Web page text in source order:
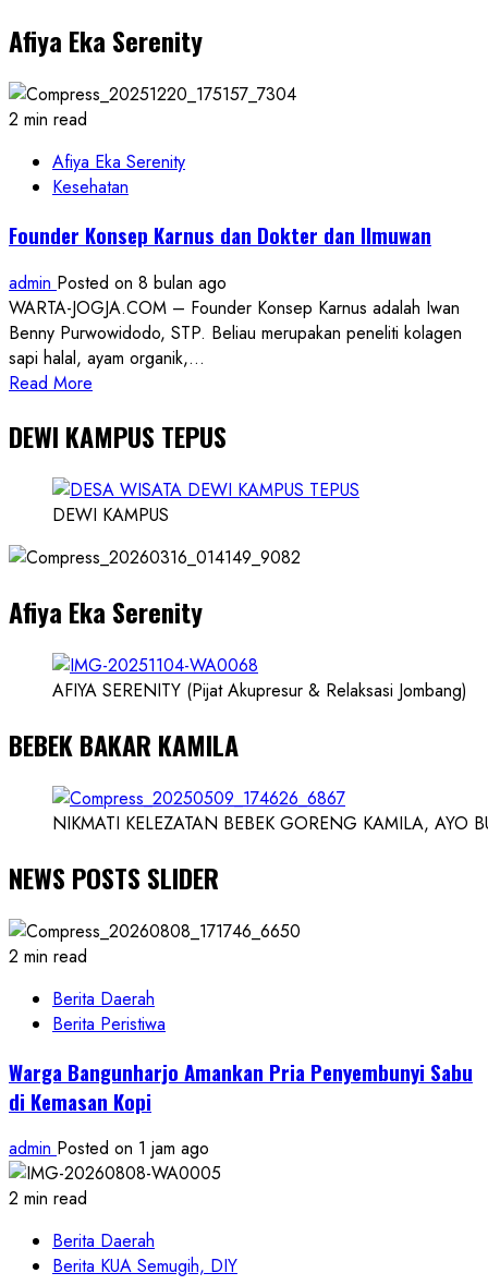
Kapanewon
Sewon,
KUA
Bina
MTQ
Target
Umum
Afiya Eka Serenity
2 min read
Afiya Eka Serenity
Kesehatan
Founder Konsep Karnus dan Dokter dan Ilmuwan
admin Posted on 8 bulan ago
WARTA-JOGJA.COM – Founder Konsep Karnus adalah Iwan
Benny Purwowidodo, STP. Beliau merupakan peneliti kolagen
sapi halal, ayam organik,...
Read More
about
Konsep
Karnus
Dokter
Ilmuwan
DEWI KAMPUS TEPUS
DEWI KAMPUS
Afiya Eka Serenity
AFIYA SERENITY (Pijat Akupresur & Relaksasi Jombang)
BEBEK BAKAR KAMILA
NIKMATI KELEZATAN BEBEK GORENG KAMILA, AYO
NEWS POSTS SLIDER
2 min read
Berita Daerah
Berita Peristiwa
Warga Bangunharjo Amankan Pria Penyembunyi Sabu
di Kemasan Kopi
admin Posted on 1 jam ago
2 min read
Berita Daerah
Berita KUA Semugih, DIY